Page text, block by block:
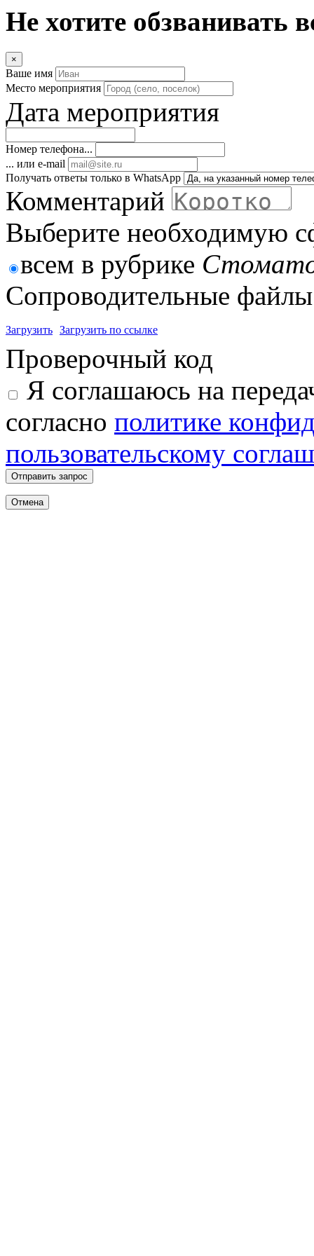
Не хотите обзванивать
×
Ваше имя
Место мероприятия
Дата мероприятия
Номер телефона...
... или e-mail
Получать ответы только в WhatsApp
Комментарий
Выберите необходимую
всем в рубрике
Сопроводительные
Загрузить Загрузить по ссылке
Проверочный код
Я соглашаюсь на
согласно политике
пользовательскому
Отправить запрос
Отмена